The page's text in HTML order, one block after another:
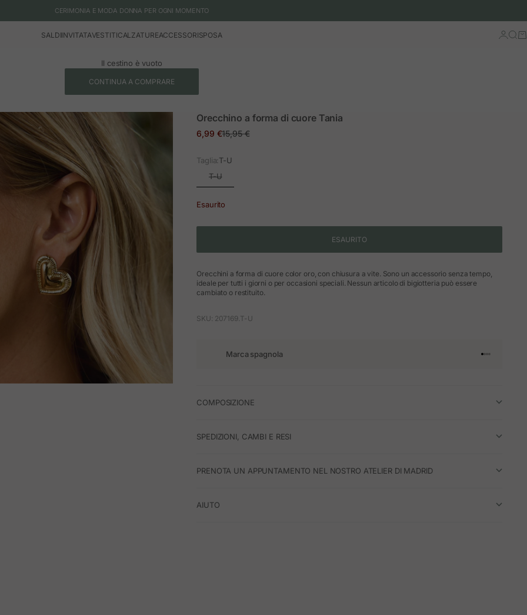
CERIMONIA E MODA DONNA PER OGNI MOMENTO
SALDIINVITATAVESTITICALZATUREACCESSORISPOSA Accedi
Il cestino è vuoto
CONTINUA A COMPRARE
Orecchino a forma di cuore Tania
Prezzo in offerta
6,99 €Prezzo normale
15,95 €
Taglia:T-U
T-U
Esaurito
ESAURITO
Orecchini a forma di cuore color oro, con chiusura a vite. Sono un accessorio senza tempo,
ideale per tutti i giorni o per occasioni speciali. Nessun articolo di bigiotteria può essere
cambiato o restituito.
SKU: 207169.T-U
Marca spagnola Vai
Vai
Vai
Vai
COMPOSIZIONE
SPEDIZIONI, CAMBI E RESI
PRENOTA UN APPUNTAMENTO NEL NOSTRO ATELIER DI MADRID
AIUTO